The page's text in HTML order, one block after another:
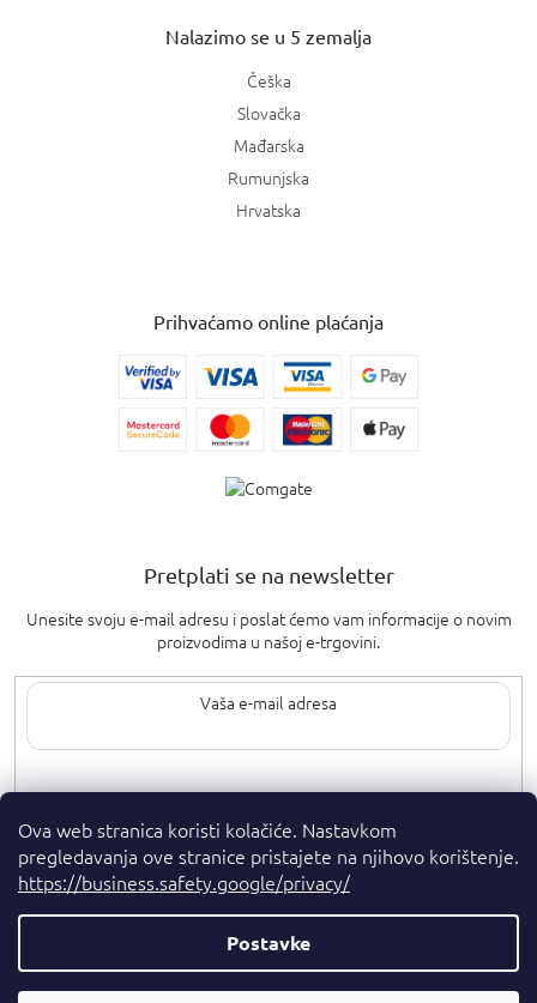
Ova web stranica koristi kolačiće. Nastavkom
pregledavanja ove stranice pristajete na njihovo korištenje.
https://business.safety.google/privacy/
Postavke
Nalazimo se u 5 zemalja
Češka
Slovačka
Mađarska
Rumunjska
Hrvatska
Prihvaćamo online plaćanja
Pretplati se na newsletter
Unesite svoju e-mail adresu i poslat ćemo vam informacije o novim
proizvodima u našoj e-trgovini.
Upisom svoje e-pošte pristajete nauvjete privatnosti.
Autorska prava 2026Parfumshop.hr. Sva prava pridržana.